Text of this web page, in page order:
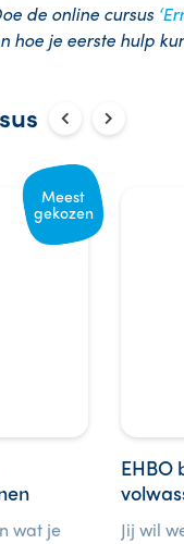
de online cursus
hoe je eerste hulp
Meest
gekozen
wat je
EHBO
Jij wil